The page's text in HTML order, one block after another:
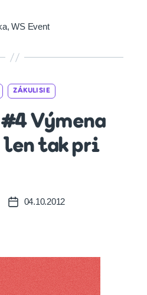
,WS Event
Categories
ZÁKULISIE
Výmena
len tak pri
Post04.10.2012